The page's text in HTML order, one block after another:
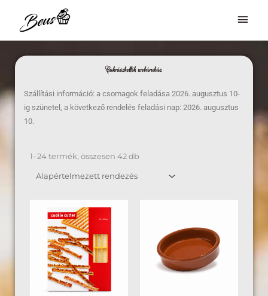
content
Cukrászkellék webáruház
Szállítási információ: a csomagok feladása 2026. augusztus 10-
ig szünetel, a következő rendelés feladási nap: 2026. augusztus
10.
1–24 termék, összesen 42 db